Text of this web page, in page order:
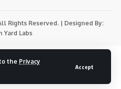
the Privacy
Accept
Rights Reserved. | Designed By:
Yard Labs